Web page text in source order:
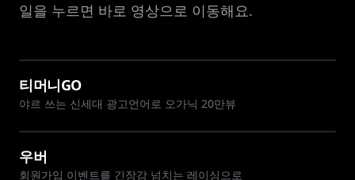
일을 누르면 바로 영상으로 이동해요.
티머니GO
야르 쓰는 신세대 광고언어로 오가닉 20만뷰
우버
회원가입 이벤트를 긴장감 넘치는 레이싱으로